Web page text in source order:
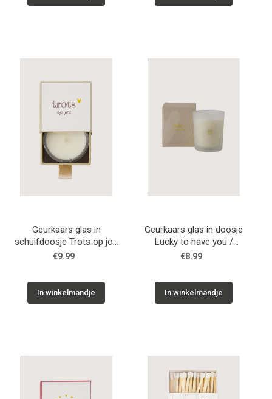
Geurkaars glas in
schuifdoosje Trots op jou
/ Zusss
€9.99
In winkelmandje
Geurkaars glas in doosje
Lucky to have you /
Zusss
€8.99
In winkelmandje